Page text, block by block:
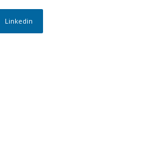
Linkedin